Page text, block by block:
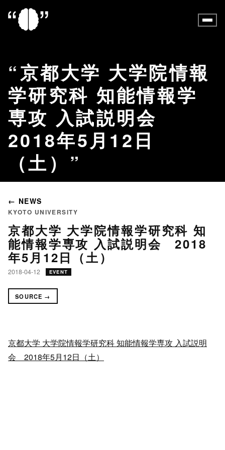
京都大学 大学院情報
学研究科 知能情報学
専攻 入試説明会
2018年5月12日
（土）
← NEWS
KYOTO UNIVERSITY
京都大学 大学院情報学研究科 知
能情報学専攻 入試説明会 2018
年5月12日（土）
2018-04-12 EVENT
SOURCE →
京都大学 大学院情報学研究科 知能情報学専攻 入試説明
会 2018年5月12日（土）